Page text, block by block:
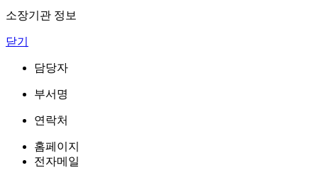
소장기관 정보
닫기
담당자
부서명
연락처
홈페이지
전자메일